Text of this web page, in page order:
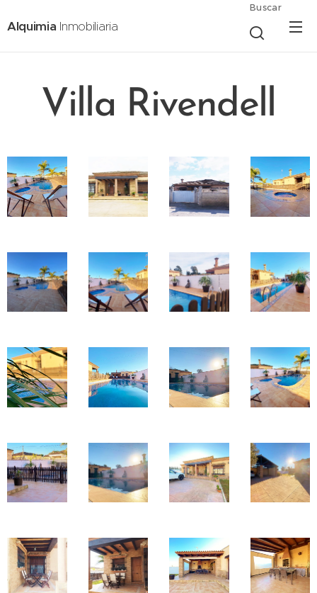
Alquimia Inmobiliaria
Buscar
Villa Rivendell